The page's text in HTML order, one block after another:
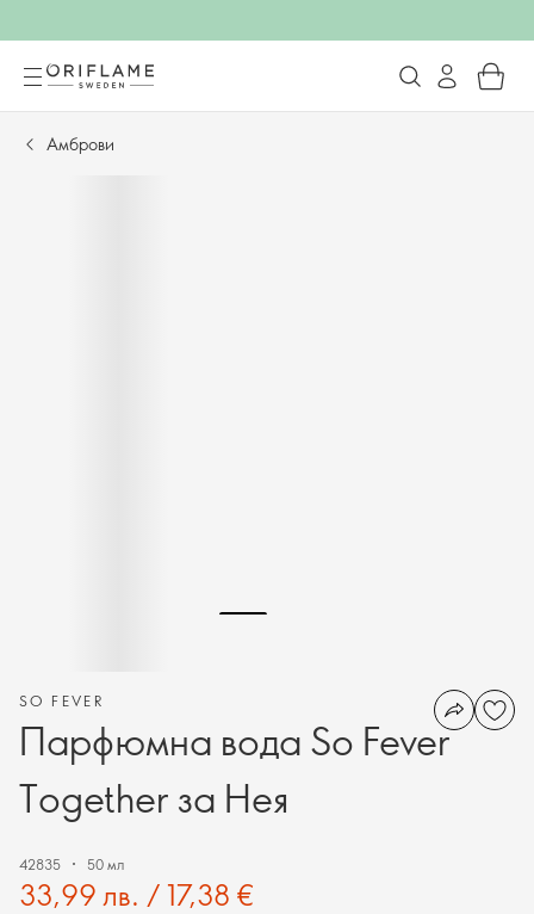
Амброви
SO FEVER
Парфюмна вода So Fever
Together за Нея
42835 50 мл
33,99 лв. / 17,38 €